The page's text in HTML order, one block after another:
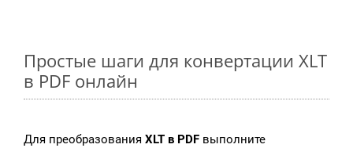
Простые шаги для конвертации XLT
в PDF онлайн
Для преобразования XLT в PDF выполните